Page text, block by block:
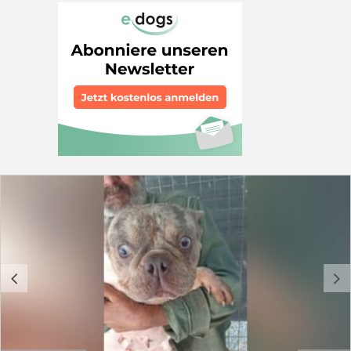
ehemalige Vermehrerhündin durfte ich vieles nicht
kennenlernen. Deshalb begegne ich neuen Situationen
manchmal noch vorsichtig und beobachte erst einmal,
bevor ich Vertrauen fasse. Doch in mir steckt eine liebe,
sanfte Hündin, die sich nach Geborgenheit und
Zuneigung sehnt. Mit etwas Geduld und Verständnis
werde ich mich zu einer ganz tollen Begleiterin
entwickeln. Typisch Französische Bulldogge bin ich
sehr menschenbezogen. Habe ich einmal Vertrauen
gefasst, genieße ich jede Streicheleinheit und freue
solltest! -ich bin etwas schüchtern, aber nur am Anfang
-ich bin neugierig und lernfreudig. -das Hunde-
Einmaleins muss ich noch lernen (Stubenreinheit,
Kommandos, an der Leine laufen) Typisch Französische
Bulldogge! -anhänglich und sehr menschenbezogen -
fröhliches, ausgeglichenes Wesen -charmant und oft
ein kleiner Clown -intelligent und lernfähig -kann
manchmal stur sein -liebt Kuscheleinheiten und
Aufmerksamkeit -eignet sich gut als Familienhund -
baut eine enge Bindung zu ihren Menschen auf -
benötigt liebevolle, konsequente Führung Ich wünsche
mir... ein ruhiges, liebevolles Zuhause bei Menschen, die
c d